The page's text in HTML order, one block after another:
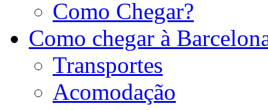
Como Chegar?
Como chegar à
Transportes
Acomodação